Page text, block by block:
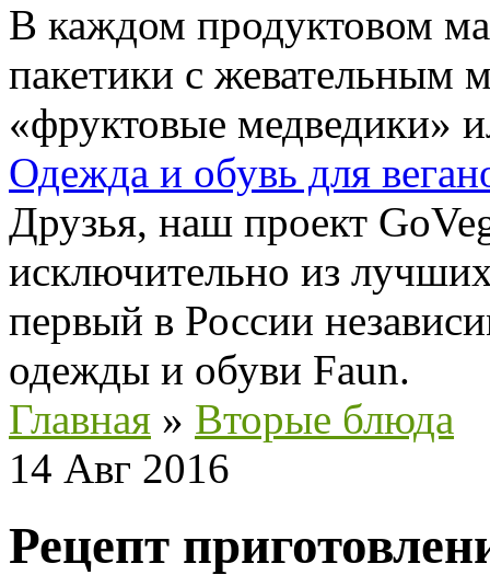
В каждом продуктовом
пакетики с жевательным
«фруктовые медведики»
Одежда и обувь для
Друзья, наш проект
исключительно из
первый в России
одежды и обуви Faun.
Главная » Вторые блюда
14 Авг 2016
Рецепт